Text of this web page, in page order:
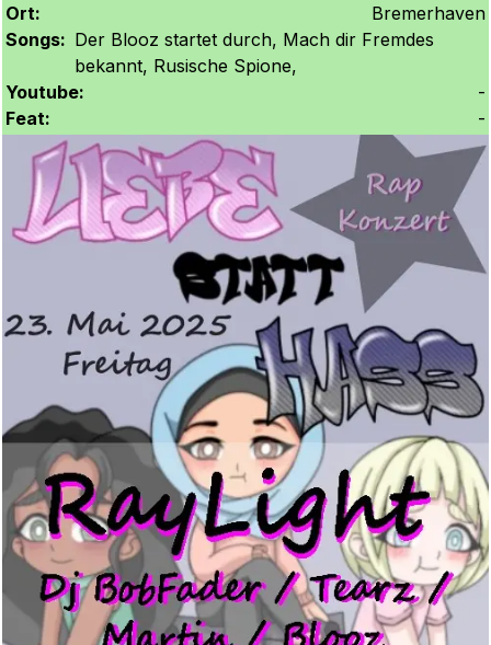
Ort:
Bremerhaven
Songs: Der Blooz startet durch, Mach dir Fremdes
bekannt, Rusische Spione,
Youtube:
-
Feat:
-